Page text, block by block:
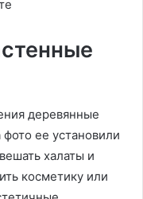
деревянные
ее установили
халаты и
косметику или